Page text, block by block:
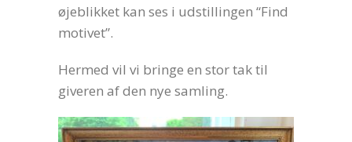
øjeblikket kan ses i udstillingen “Find
motivet”.
Hermed vil vi bringe en stor tak til
giveren af den nye samling.